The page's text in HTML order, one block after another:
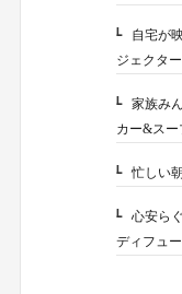
3-2.自宅が
ジェクター
3-3.家族み
カー&スー
3-4.忙しい
3-5.心安ら
ディフュ